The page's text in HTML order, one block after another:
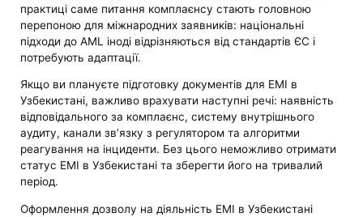
практиці саме питання комплаєнсу стають головною
перепоною для міжнародних заявників: національні
підходи до AML іноді відрізняються від стандартів ЄС і
потребують адаптації.
Якщо ви плануєте підготовку документів для EMI в
Узбекистані, важливо врахувати наступні речі: наявність
відповідального за комплаєнс, систему внутрішнього
аудиту, канали зв’язку з регулятором та алгоритми
реагування на інциденти. Без цього неможливо отримати
статус EMI в Узбекистані та зберегти його на тривалий
період.
Оформлення дозволу на діяльність EMI в Узбекистані